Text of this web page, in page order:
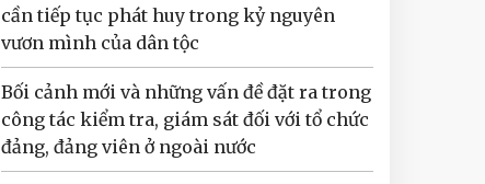
cần tiếp tục phát huy trong kỷ nguyên
vươn mình của dân tộc
Bối cảnh mới và những vấn đề đặt ra trong
công tác kiểm tra, giám sát đối với tổ chức
đảng, đảng viên ở ngoài nước